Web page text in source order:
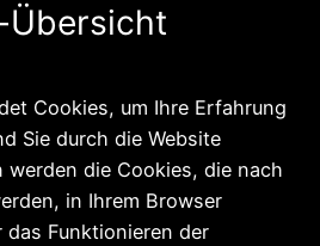
Übersicht
Cookies, um Ihre Erfahrung
Sie durch die Website
werden die Cookies, die nach
in Ihrem Browser
Funktionieren der